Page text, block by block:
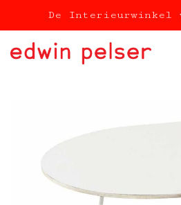
De Interieurwinkel